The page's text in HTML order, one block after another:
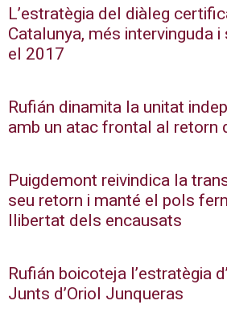
L’estratègia del diàleg
Catalunya, més intervinguda
el 2017
Rufián dinamita la unitat
amb un atac frontal al retorn
Puigdemont reivindica la
seu retorn i manté el pols
llibertat dels encausats
Rufián boicoteja l’estratègia
Junts d’Oriol Junqueras